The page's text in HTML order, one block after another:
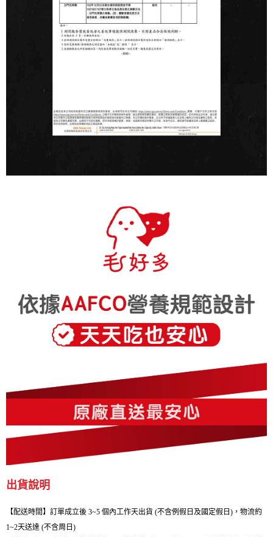
出貨說明
【配送時間】訂單成立後 3~5 個內工作天出貨 (不含例假日及國定假日)，物流約
1~2天送達 (不含周日)